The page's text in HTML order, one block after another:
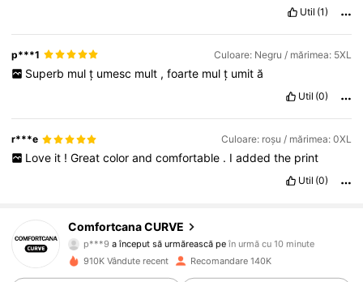
Util (1)
p***1 Culoare: Negru / mărimea: 5XL
Superb mul ț umesc mult , foarte mul ț umit ă
Util (0)
r***e Culoare: roșu / mărimea: 0XL
Love it ! Great color and comfortable . I added the print
Util (0)
Comfortcana CURVE
p***9 a început să urmărească pe
c***hnavighează
4,70
65K Urmăritori
910K Vândute recent Recomandare 140K